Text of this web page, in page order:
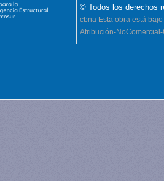
© Todos los derechos
cbna Esta obra está
Atribución-